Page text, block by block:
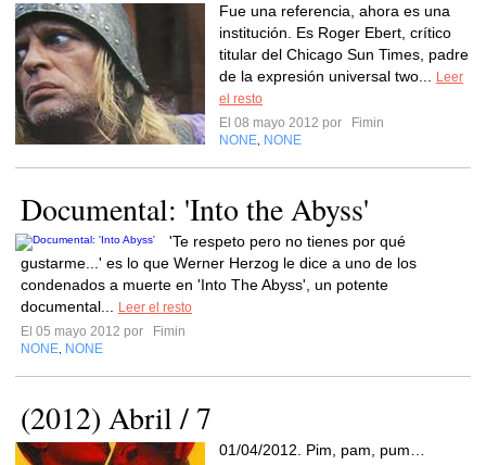
Fue una referencia, ahora es una
institución. Es Roger Ebert, crítico
titular del Chicago Sun Times, padre
de la expresión universal two...
Leer
el resto
El 08 mayo 2012 por
Fimin
NONE NONE
Documental: 'Into the Abyss'
'Te respeto pero no tienes por qué
gustarme...' es lo que Werner Herzog le dice a uno de los
condenados a muerte en 'Into The Abyss', un potente
documental...
Leer el resto
El 05 mayo 2012 por
Fimin
NONE NONE
(2012) Abril / 7
01/04/2012. Pim, pam, pum…